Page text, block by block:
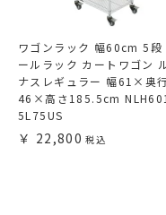
ワゴンラック 幅60cm 5段
ールラック カートワゴン
ナスレギュラー 幅61×奥
46×高さ185.5cm
5L75US
22,800